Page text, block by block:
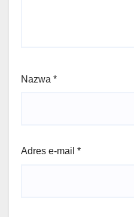
Nazwa *
Adres e-mail *